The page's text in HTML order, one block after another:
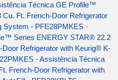
Técnica GE Profile™
Ft. French-Door Refrigerator
System - PFE28PMKES -
Series ENERGY STAR® 22.2
Refrigerator with Keurig® K-
-Assistência Técnica
French-Door Refrigerator with